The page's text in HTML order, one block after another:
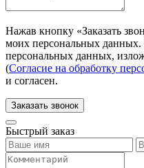
Нажав кнопку «Заказать
моих персональных
персональных данных,
(Согласие на обработку
и согласен.
Заказать звонок
Быстрый заказ